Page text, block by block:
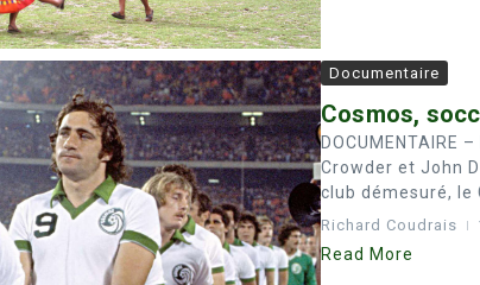
Documentaire
Cosmos,
DOCUMENTAIRE
Crowder et John
club démesuré, le
Richard Coudrais
Read More